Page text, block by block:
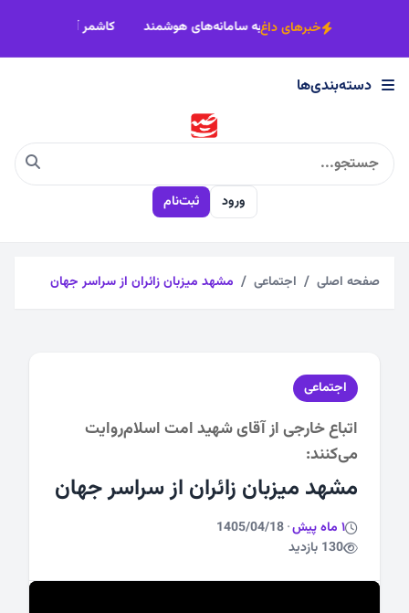
×
دسته‌بندی‌ها
اجتماعی
چندرسانه
فرهنگی
ورزشی
خبرهای داغ
دسته‌بندی‌ها
ورود ثبت‌نام
صفحه اصلی اجتماعی مشهد میزبان زائران از سراسر جهان
اجتماعی
اتباع خارجی از آقای شهید امت اسلام‌روایت
می‌کنند:
مشهد میزبان زائران از سراسر جهان
1 ماه پیش ·
1405/04/18
130 بازدید